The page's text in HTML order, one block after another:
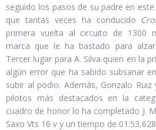
seguido los pasos de su padre en
que tantas veces ha conducido
primera vuelta al circuito de 1300
marca que le ha bastado para
Tercer lugar para A. Silva quien en la
algún error que ha sabido subsanar
subir al podio. Además, Gonzalo
pilotos más destacados en la
cuadro de honor lo ha completado J.
Saxo Vts 16 v y un tiempo de